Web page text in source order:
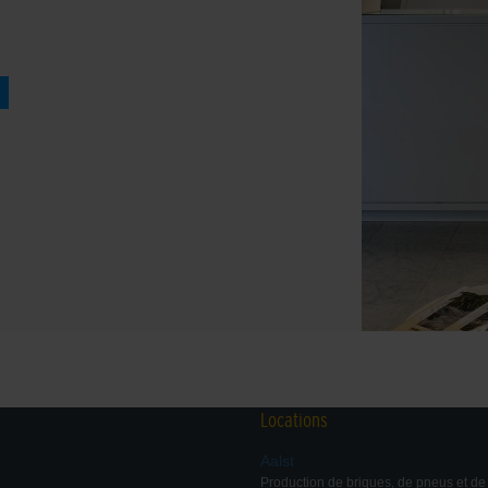
Locations
Aalst
Production de briques, de pneus et